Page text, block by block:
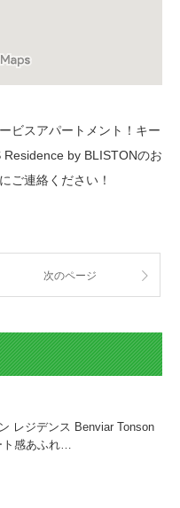
ビスアパートメント！キー
by BLISTONのお
ご連絡ください！
次のページ
レジデンス Benviar Tonson
ト感あふれ…